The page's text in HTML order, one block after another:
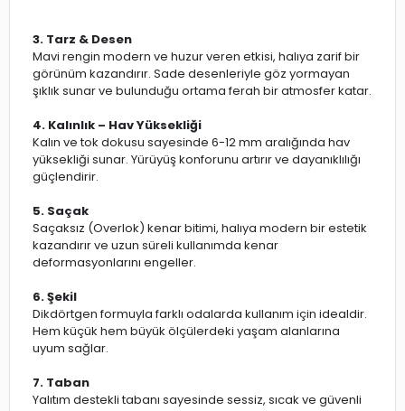
3. Tarz & Desen
Mavi rengin modern ve huzur veren etkisi, halıya zarif bir
görünüm kazandırır. Sade desenleriyle göz yormayan
şıklık sunar ve bulunduğu ortama ferah bir atmosfer katar.
4. Kalınlık – Hav Yüksekliği
Kalın ve tok dokusu sayesinde 6-12 mm aralığında hav
yüksekliği sunar. Yürüyüş konforunu artırır ve dayanıklılığı
güçlendirir.
5. Saçak
Saçaksız (Overlok) kenar bitimi, halıya modern bir estetik
kazandırır ve uzun süreli kullanımda kenar
deformasyonlarını engeller.
6. Şekil
Dikdörtgen formuyla farklı odalarda kullanım için idealdir.
Hem küçük hem büyük ölçülerdeki yaşam alanlarına
uyum sağlar.
7. Taban
Yalıtım destekli tabanı sayesinde sessiz, sıcak ve güvenli